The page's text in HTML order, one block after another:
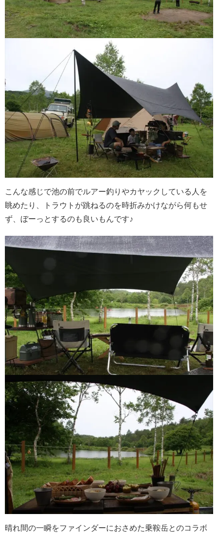
こんな感じで池の前でルアー釣りやカヤックしている人を
眺めたり、トラウトが跳ねるのを時折みかけながら何もせ
ず、ぼーっとするのも良いもんです♪
晴れ間の一瞬をファインダーにおさめた乗鞍岳とのコラボ